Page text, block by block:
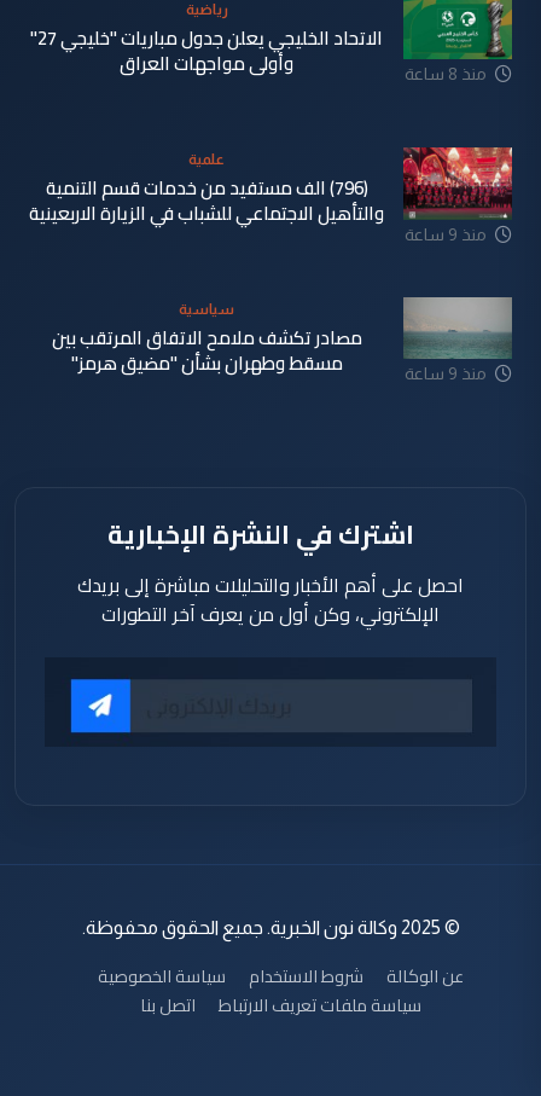
منذ 8 ساعة
رياضية
الاتحاد الخليجي يعلن جدول مباريات "خليجي 27"
وأولى مواجهات العراق
منذ 9 ساعة
علمية
(796) الف مستفيد من خدمات قسم التنمية
والتأهيل الاجتماعي للشباب في الزيارة الاربعينية
منذ 9 ساعة
سياسية
مصادر تكشف ملامح الاتفاق المرتقب بين
مسقط وطهران بشأن "مضيق هرمز"
اشترك في النشرة الإخبارية
احصل على أهم الأخبار والتحليلات مباشرة إلى بريدك
الإلكتروني، وكن أول من يعرف آخر التطورات
© 2025 وكالة نون الخبرية. جميع الحقوق محفوظة.
عن الوكالة شروط الاستخدام
سياسة الخصوصية
سياسة ملفات تعريف الارتباط
اتصل بنا